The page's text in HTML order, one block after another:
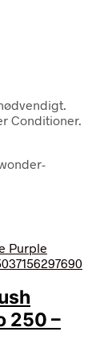
Conditioner.
250 –